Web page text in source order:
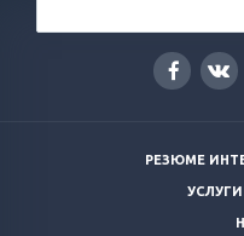
РЕЗЮМЕ